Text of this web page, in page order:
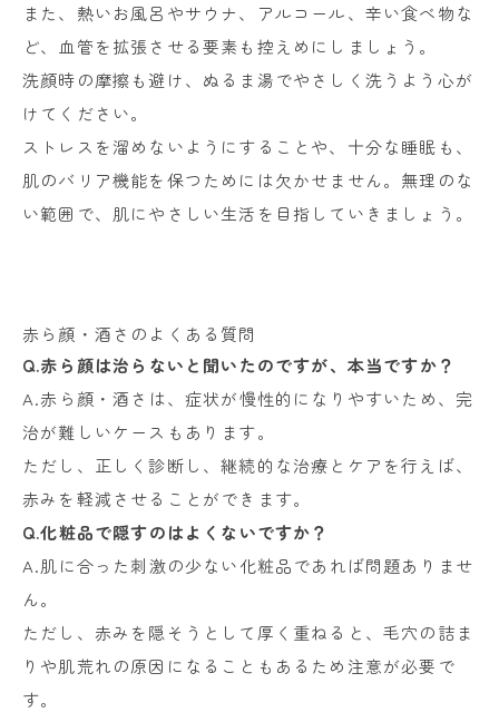
また、熱いお風呂やサウナ、アルコール、辛い食べ物な
ど、血管を拡張させる要素も控えめにしましょう。
洗顔時の摩擦も避け、ぬるま湯でやさしく洗うよう心が
けてください。
ストレスを溜めないようにすることや、十分な睡眠も、
肌のバリア機能を保つためには欠かせません。無理のな
い範囲で、肌にやさしい生活を目指していきましょう。
赤ら顔・酒さのよくある質問
Q.赤ら顔は治らないと聞いたのですが、本当ですか？
A.赤ら顔・酒さは、症状が慢性的になりやすいため、完
治が難しいケースもあります。
ただし、正しく診断し、継続的な治療とケアを行えば、
赤みを軽減させることができます。
Q.化粧品で隠すのはよくないですか？
A.肌に合った刺激の少ない化粧品であれば問題ありませ
ん。
ただし、赤みを隠そうとして厚く重ねると、毛穴の詰ま
りや肌荒れの原因になることもあるため注意が必要で
す。